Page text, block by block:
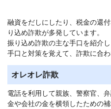
融資をだしにしたり、税金の還
り込め詐欺が多発しています。
振り込め詐欺の主な手口を紹介し
手口と対策を覚えて、詐欺に合
オレオレ詐欺
電話を利用して親族、警察官、
金や会社の金を横領したための